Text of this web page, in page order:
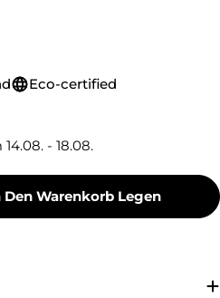
Eco-certified
14.08. - 18.08.
Toner Toner-Kit Cyan
Green Toner Toner-
Den Warenkorb Legen